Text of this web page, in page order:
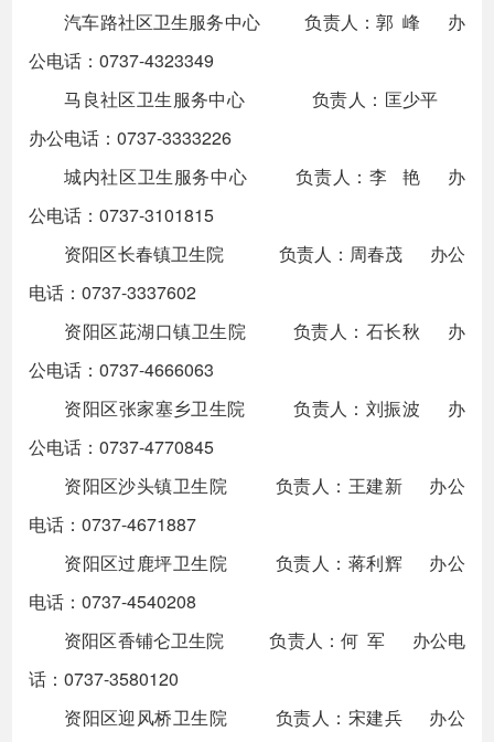
汽车路社区卫生服务中心 负责人：郭 峰 办
公电话：0737-4323349
马良社区卫生服务中心 负责人：匡少平
办公电话：0737-3333226
城内社区卫生服务中心 负责人：李 艳 办
公电话：0737-3101815
资阳区长春镇卫生院 负责人：周春茂 办公
电话：0737-3337602
资阳区茈湖口镇卫生院 负责人：石长秋 办
公电话：0737-4666063
资阳区张家塞乡卫生院 负责人：刘振波 办
公电话：0737-4770845
资阳区沙头镇卫生院 负责人：王建新 办公
电话：0737-4671887
资阳区过鹿坪卫生院 负责人：蒋利辉 办公
电话：0737-4540208
资阳区香铺仑卫生院 负责人：何 军 办公电
话：0737-3580120
资阳区迎风桥卫生院 负责人：宋建兵 办公